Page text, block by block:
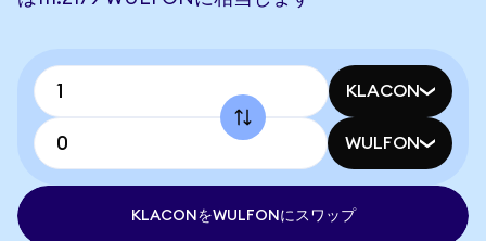
KLACON
WULFON
KLACONをWULFONにスワップ